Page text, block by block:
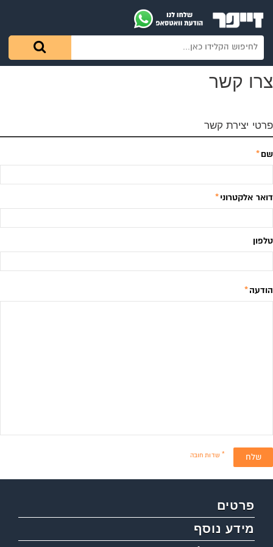
צרו קשר
פרטי יצירת קשר
* שם
* דואר אלקטרוני
טלפון
* הודעה
שלח * שדות חובה
פרטים
מידע נוסף